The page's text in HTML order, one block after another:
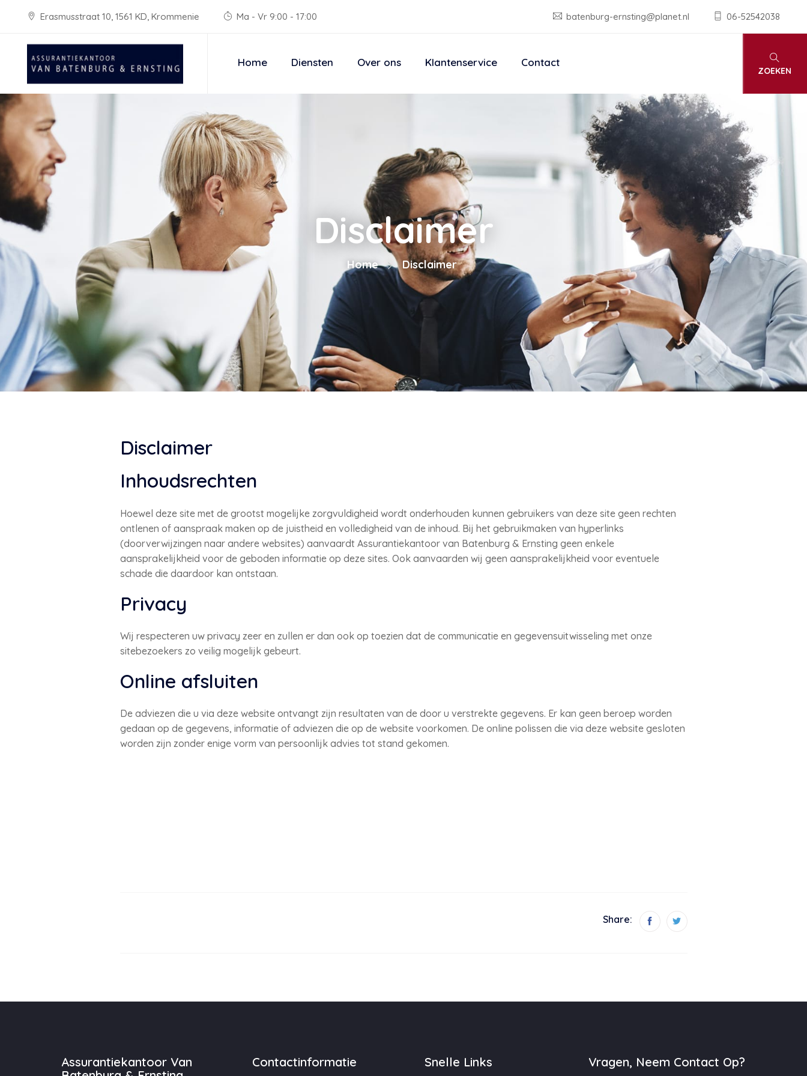
Erasmusstraat 10, 1561 KD, Krommenie Ma - Vr 9:00 - 17:00 batenburg-ernsting@planet.nl 06-52542038
Home Diensten Over ons Klantenservice Contact
ZOEKEN
Disclaimer
Home Disclaimer
Disclaimer
Inhoudsrechten
Hoewel deze site met de grootst mogelijke zorgvuldigheid wordt onderhouden kunnen gebruikers van deze site geen rechten
ontlenen of aanspraak maken op de juistheid en volledigheid van de inhoud. Bij het gebruikmaken van hyperlinks
(doorverwijzingen naar andere websites) aanvaardt Assurantiekantoor van Batenburg & Ernsting geen enkele
aansprakelijkheid voor de geboden informatie op deze sites. Ook aanvaarden wij geen aansprakelijkheid voor eventuele
schade die daardoor kan ontstaan.
Privacy
Wij respecteren uw privacy zeer en zullen er dan ook op toezien dat de communicatie en gegevensuitwisseling met onze
sitebezoekers zo veilig mogelijk gebeurt.
Online afsluiten
De adviezen die u via deze website ontvangt zijn resultaten van de door u verstrekte gegevens. Er kan geen beroep worden
gedaan op de gegevens, informatie of adviezen die op de website voorkomen. De online polissen die via deze website gesloten
worden zijn zonder enige vorm van persoonlijk advies tot stand gekomen.
Share:
Assurantiekantoor Van
Contactinformatie Snelle Links Vragen, Neem Contact Op?